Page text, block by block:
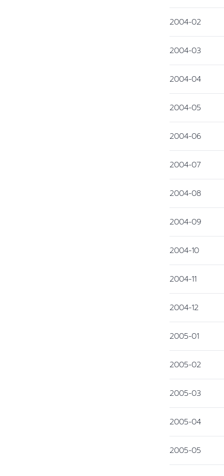
2004-02
2004-03
2004-04
2004-05
2004-06
2004-07
2004-08
2004-09
2004-10
2004-11
2004-12
2005-01
2005-02
2005-03
2005-04
2005-05